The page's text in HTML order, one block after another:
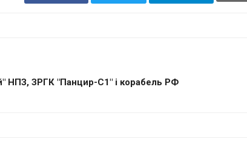
НПЗ, ЗРГК "Панцир-С1" і корабель РФ